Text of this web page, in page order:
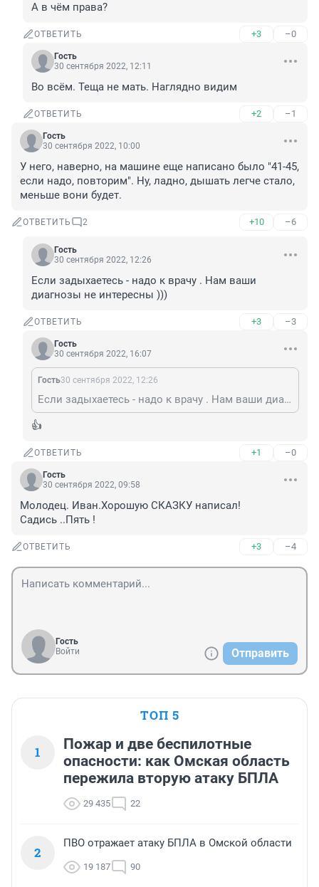
А в чём права?
ОТВЕТИТЬ +3 –0
Гость
30 сентября 2022, 12:11
Во всём. Теща не мать. Наглядно видим
ОТВЕТИТЬ +2 –1
Гость
30 сентября 2022, 10:00
У него, наверно, на машине еще написано было "41-45,
если надо, повторим". Ну, ладно, дышать легче стало,
меньше вони будет.
ОТВЕТИТЬ 2 +10 –6
Гость
30 сентября 2022, 12:26
Если задыхаетесь - надо к врачу . Нам ваши
диагнозы не интересны )))
ОТВЕТИТЬ +3 –3
Гость
30 сентября 2022, 16:07
Гость30 сентября 2022, 12:26
Если задыхаетесь - надо к врачу . Нам ваши диагнозы не интересны )))
👍
ОТВЕТИТЬ +1 –0
Гость
30 сентября 2022, 09:58
Молодец. Иван.Хорошую СКАЗКУ написал!
Садись ..Пять !
ОТВЕТИТЬ +3 –4
Гость
Войти
Отправить
ТОП 5
1
Пожар и две беспилотные
опасности: как Омская область
пережила вторую атаку БПЛА
29 435 22
2
ПВО отражает атаку БПЛА в Омской области
19 187 90